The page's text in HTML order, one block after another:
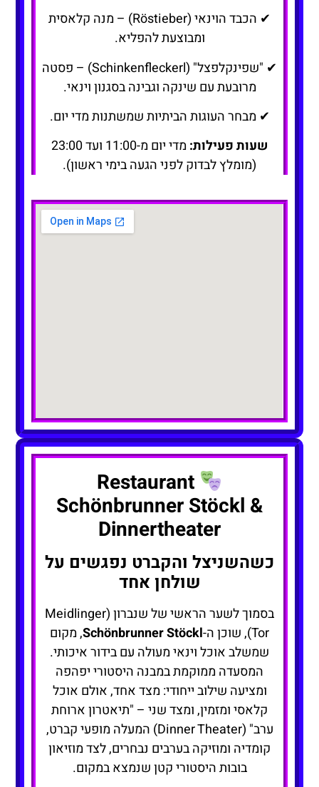
✔ הכבד הוינאי (Röstieber) – מנה קלאסית
ומבוצעת להפליא.
✔ "שפינקלפצל" (Schinkenfleckerl) – פסטה
מרובעת עם שינקה וגבינה בסגנון וינאי.
✔ מבחר העוגות הביתיות שמשתנות מדי יום.
שעות פעילות:
מדי יום מ-11:00 ועד 23:00
(מומלץ לבדוק לפני הגעה בימי ראשון).
Restaurant
Schönbrunner Stöckl &
Dinnertheater
כשהשניצל והקברט נפגשים על
שולחן אחד
בסמוך לשער הראשי של שנברון (Meidlinger
Tor), שוכן ה-
Schönbrunner Stöckl, מקום
שמשלב אוכל וינאי מעולה עם בידור איכותי.
המסעדה ממוקמת במבנה היסטורי יפהפה
ומציעה שילוב ייחודי: מצד אחד, אולם אוכל
קלאסי ומזמין, ומצד שני – "תיאטרון ארוחת
ערב" (Dinner Theater) המעלה מופעי קברט,
קומדיה ומוזיקה בערבים נבחרים, לצד מוזיאון
בובות היסטורי קטן שנמצא במקום.